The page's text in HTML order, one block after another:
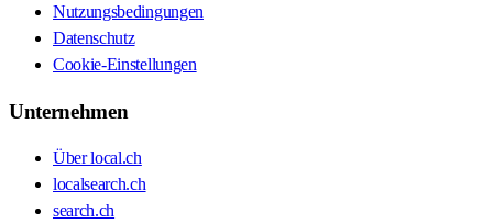
Nutzungsbedingungen
Datenschutz
Cookie-Einstellungen
Unternehmen
Über local.ch
localsearch.ch
search.ch